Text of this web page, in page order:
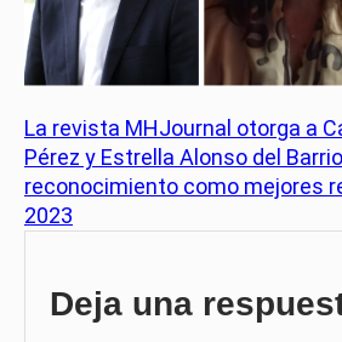
La revista MHJournal otorga a
Pérez y Estrella Alonso del Barrio
reconocimiento como mejores
2023
Deja una